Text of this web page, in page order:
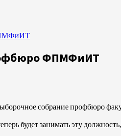
ФПМФиИТ
собрание профбюро
будет занимать эту